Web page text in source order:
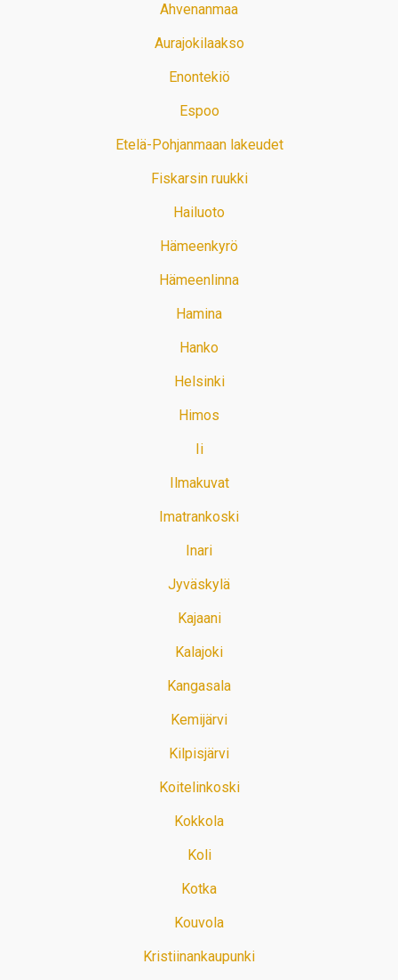
Ahvenanmaa
Aurajokilaakso
Enontekiö
Espoo
Etelä-Pohjanmaan lakeudet
Fiskarsin ruukki
Hailuoto
Hämeenkyrö
Hämeenlinna
Hamina
Hanko
Helsinki
Himos
Ii
Ilmakuvat
Imatrankoski
Inari
Jyväskylä
Kajaani
Kalajoki
Kangasala
Kemijärvi
Kilpisjärvi
Koitelinkoski
Kokkola
Koli
Kotka
Kouvola
Kristiinankaupunki